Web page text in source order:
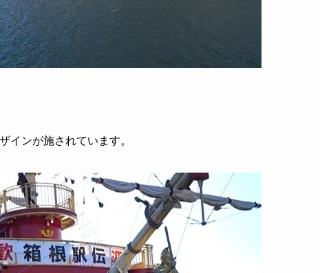
インが施されています。